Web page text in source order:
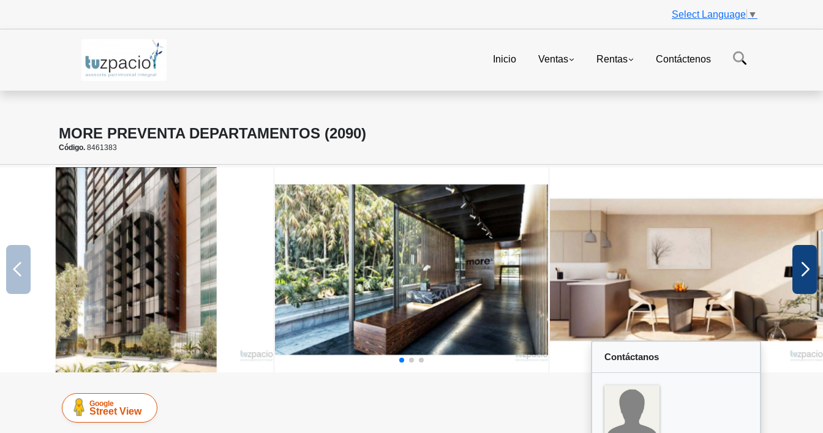
Select Language ▼
Inicio Ventas Rentas Contáctenos
MORE PREVENTA DEPARTAMENTOS (2090)
Código. 8461383
Google
Street View
Contáctanos